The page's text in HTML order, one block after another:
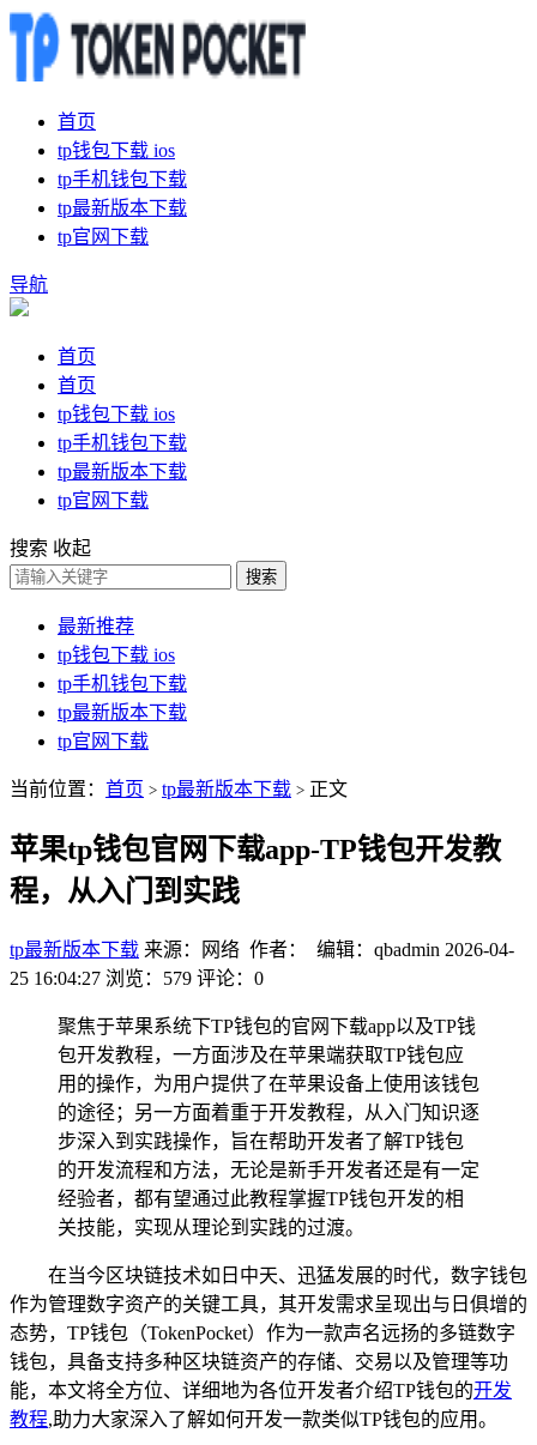
首页
tp钱包下载 ios
tp手机钱包下载
tp最新版本下载
tp官网下载
导航
首页
首页
tp钱包下载 ios
tp手机钱包下载
tp最新版本下载
tp官网下载
搜索 收起
搜索
最新推荐
tp钱包下载 ios
tp手机钱包下载
tp最新版本下载
tp官网下载
当前位置： 首页 > tp最新版本下载 > 正文
苹果tp钱包官网下载app-TP钱包开发教
程，从入门到实践
tp最新版本下载 来源：网络 作者： 编辑：qbadmin 2026-04-
25 16:04:27 浏览：579 评论：0
聚焦于苹果系统下TP钱包的官网下载app以及TP钱
包开发教程，一方面涉及在苹果端获取TP钱包应
用的操作，为用户提供了在苹果设备上使用该钱包
的途径；另一方面着重于开发教程，从入门知识逐
步深入到实践操作，旨在帮助开发者了解TP钱包
的开发流程和方法，无论是新手开发者还是有一定
经验者，都有望通过此教程掌握TP钱包开发的相
关技能，实现从理论到实践的过渡。
在当今区块链技术如日中天、迅猛发展的时代，数字钱包
作为管理数字资产的关键工具，其开发需求呈现出与日俱增的
态势，TP钱包（TokenPocket）作为一款声名远扬的多链数字
钱包，具备支持多种区块链资产的存储、交易以及管理等功
能，本文将全方位、详细地为各位开发者介绍TP钱包的开发
教程,助力大家深入了解如何开发一款类似TP钱包的应用。